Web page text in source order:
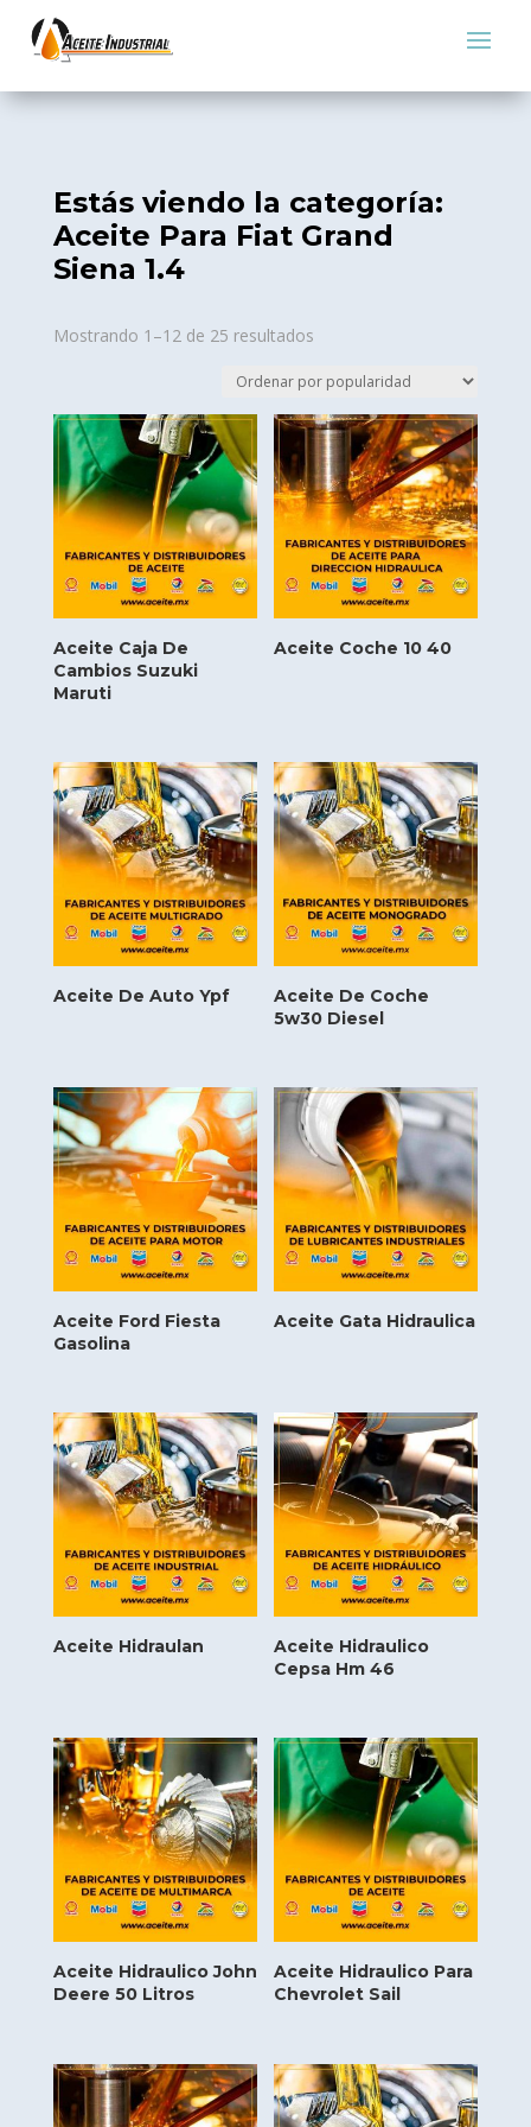
Estás viendo la categoría:
Aceite Para Fiat Grand
Siena 1.4
Mostrando 1–12 de 25 resultadosSorted
popularity
Aceite Caja De
Cambios Suzuki
Maruti
Aceite Coche 10 40
Aceite De Auto Ypf
Aceite De Coche
5w30 Diesel
Aceite Ford Fiesta
Gasolina
Aceite Gata Hidraulica
Aceite Hidraulan
Aceite Hidraulico
Cepsa Hm 46
Aceite Hidraulico John
Deere 50 Litros
Aceite Hidraulico Para
Chevrolet Sail